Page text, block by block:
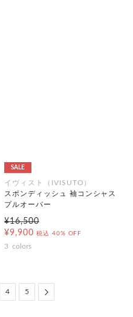
SALE
イヴィスト（IVISUTO）
スポンディッシュ 袖コンシャス
プルオーバー
¥16,500
¥9,900 税込 40% OFF
3 colors
4 5 Next